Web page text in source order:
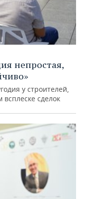
непростая,
у строителей,
сделок